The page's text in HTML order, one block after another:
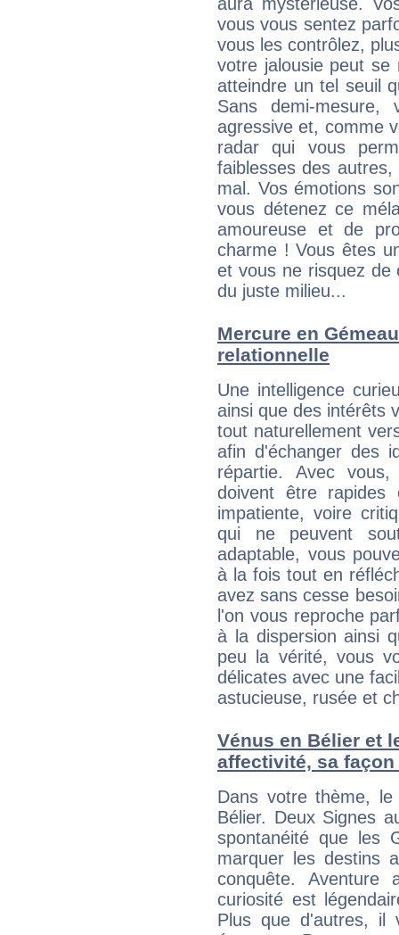
vous vous sentez
vous les contrôlez,
votre jalousie peut se
atteindre un tel seuil
Sans demi-mesure,
agressive et, comme
radar qui vous
faiblesses des
mal. Vos émotions
vous détenez ce
amoureuse et de
charme ! Vous êtes
et vous ne risquez de
du juste milieu...
Mercure en
relationnelle
Une intelligence
ainsi que des intérêts
tout naturellement
afin d'échanger des
répartie. Avec
doivent être
impatiente, voire
qui ne peuvent
adaptable, vous
à la fois tout en
avez sans cesse
l'on vous reproche
à la dispersion ainsi
peu la vérité, vous
délicates avec une
astucieuse, rusée et
Vénus en Bélier et
affectivité, sa
Dans votre thème,
Bélier. Deux Signes
spontanéité que les
marquer les destins
conquête.
curiosité est
Plus que d'autres, il